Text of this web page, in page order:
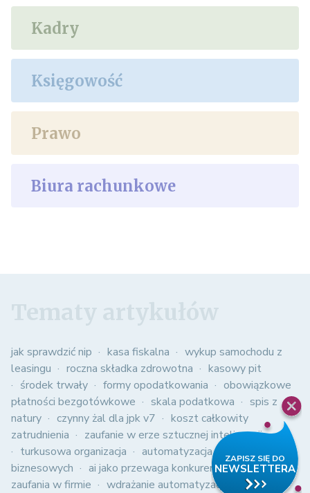
Kadry
Księgowość
Prawo
Biura rachunkowe
jak sprawdzić nip kasa fiskalna
wykup samochodu z
leasingu
roczna składka zdrowotna
kasowy pit
środek trwały
formy opodatkowania
obowiązkowe
płatności bezgotówkowe
skala podatkowa
spis z
natury
czynny żal dla jpk v7
koszt całkowity
zatrudnienia
zaufanie w erze sztucznej inteligencji
turkusowa organizacja
automatyzacja procesów
biznesowych
ai jako przewaga konkurencyjna
kultura
zaufania w firmie
wdrażanie automatyzacji w firmie